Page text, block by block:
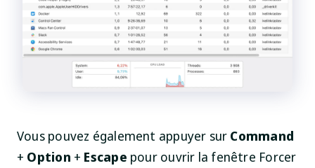
Vous pouvez également appuyer sur Command
+ Option + Escape pour ouvrir la fenêtre Forcer